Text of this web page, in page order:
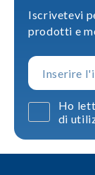
Iscrivetevi
prodotti e
Ho
di